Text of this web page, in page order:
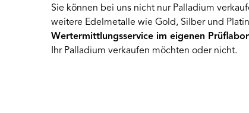
Sie können bei uns nicht nur Palladium
weitere Edelmetalle wie Gold, Silber und
Wertermittlungsservice im eigenen Prüflabor
Ihr Palladium verkaufen möchten oder nicht.